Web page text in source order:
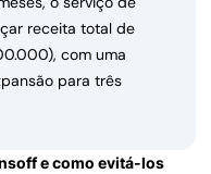
receita total de
com uma
para três
e como evitá-los